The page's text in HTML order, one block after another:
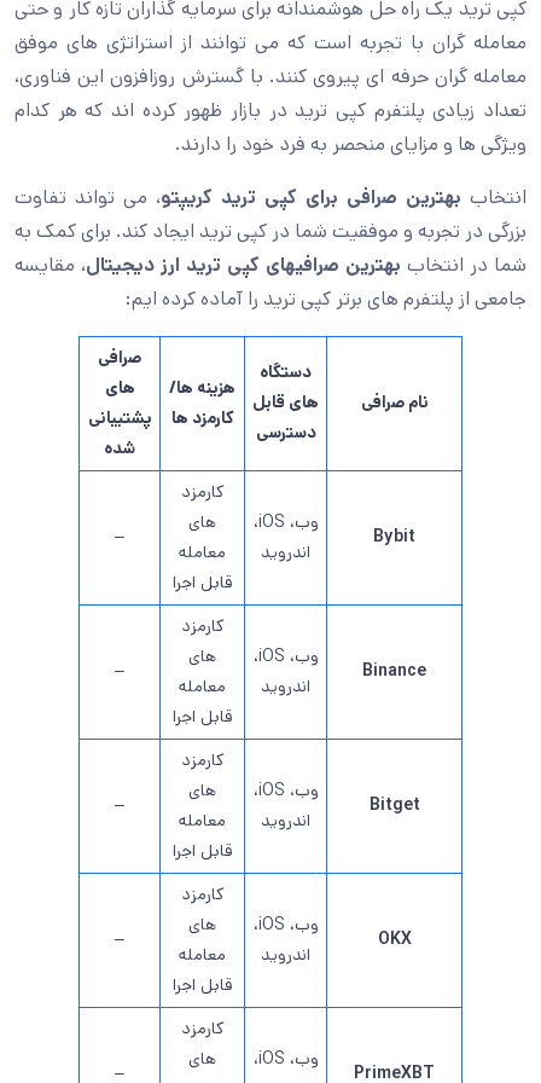
کپی ترید یک راه حل هوشمندانه برای سرمایه گذاران تازه کار و حتی
معامله گران با تجربه است که می توانند از استراتژی های موفق
معامله گران حرفه ای پیروی کنند. با گسترش روزافزون این فناوری،
تعداد زیادی پلتفرم کپی ترید در بازار ظهور کرده اند که هر کدام
ویژگی ها و مزایای منحصر به فرد خود را دارند.
انتخاب بهترین صرافی برای کپی ترید کریپتو، می تواند تفاوت
بزرگی در تجربه و موفقیت شما در کپی ترید ایجاد کند. برای کمک به
شما در انتخاب بهترین صرافی­های کپی ترید ارز دیجیتال، مقایسه
جامعی از پلتفرم های برتر کپی ترید را آماده کرده ایم:
نام صرافی
دستگاه
های قابل
دسترسی
هزینه ها/
کارمزد ها
صرافی
های
پشتیبانی
شده
Bybit
وب، iOS،
اندروید
کارمزد
های
معامله
قابل اجرا
–
Binance
وب، iOS،
اندروید
کارمزد
های
معامله
قابل اجرا
–
Bitget
وب، iOS،
اندروید
کارمزد
های
معامله
قابل اجرا
–
OKX
وب، iOS،
اندروید
کارمزد
های
معامله
قابل اجرا
–
PrimeXBT
وب، iOS،
کارمزد
های
–